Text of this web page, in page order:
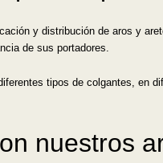
y distribución de aros y
de sus portadores.
tipos de colgantes, en
nuestros